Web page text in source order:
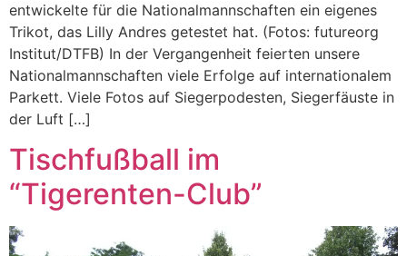
entwickelte für die Nationalmannschaften ein eigenes
Trikot, das Lilly Andres getestet hat. (Fotos: futureorg
Institut/DTFB) In der Vergangenheit feierten unsere
Nationalmannschaften viele Erfolge auf internationalem
Parkett. Viele Fotos auf Siegerpodesten, Siegerfäuste in
der Luft […]
Tischfußball im
“Tigerenten-Club”